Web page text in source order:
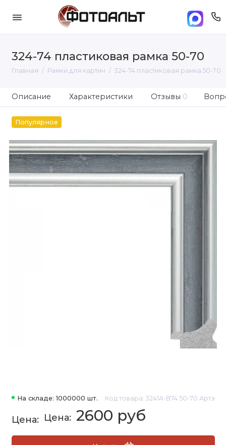
324-74 пластиковая рамка 50-70
Главная Рамки для картин 324-74 пластиковая рамка 50-70
Описание Характеристики Отзывы 0
Популярное
На складе: 1000000 шт. Код товара: 3241A-B74 50-70 Артэ
2600 руб